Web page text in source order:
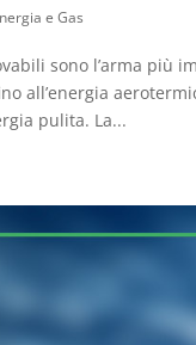
e Gas
sono l’arma più
all’energia
pulita. La...